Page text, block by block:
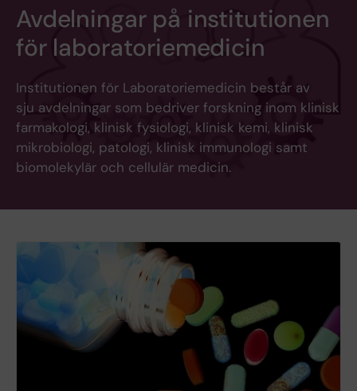
Avdelningar på institutionen
för laboratoriemedicin
Institutionen för Laboratoriemedicin består av
sju avdelningar som bedriver forskning inom klinisk
farmakologi, klinisk fysiologi, klinisk kemi, klinisk
mikrobiologi, patologi, klinisk immunologi samt
biomolekylär och cellulär medicin.